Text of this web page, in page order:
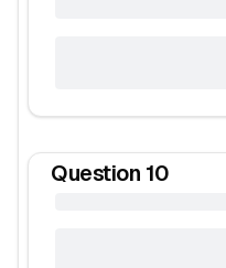
Question 10